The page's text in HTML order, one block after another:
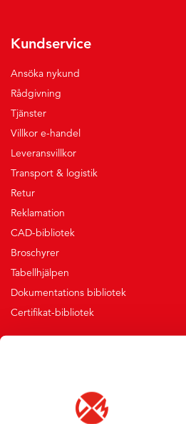
Kundservice
Ansöka nykund
Rådgivning
Tjänster
Villkor e-handel
Leveransvillkor
Transport & logistik
Retur
Reklamation
CAD-bibliotek
Broschyrer
Tabellhjälpen
Dokumentations bibliotek
Certifikat-bibliotek